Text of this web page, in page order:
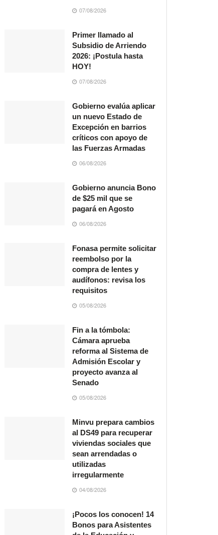
07/08/2026
Primer llamado al
Subsidio de Arriendo
2026: ¡Postula hasta
HOY!
07/08/2026
Gobierno evalúa aplicar
un nuevo Estado de
Excepción en barrios
críticos con apoyo de
las Fuerzas Armadas
06/08/2026
Gobierno anuncia Bono
de $25 mil que se
pagará en Agosto
06/08/2026
Fonasa permite solicitar
reembolso por la
compra de lentes y
audífonos: revisa los
requisitos
05/08/2026
Fin a la tómbola:
Cámara aprueba
reforma al Sistema de
Admisión Escolar y
proyecto avanza al
Senado
05/08/2026
Minvu prepara cambios
al DS49 para recuperar
viviendas sociales que
sean arrendadas o
utilizadas
irregularmente
04/08/2026
¡Pocos los conocen! 14
Bonos para Asistentes